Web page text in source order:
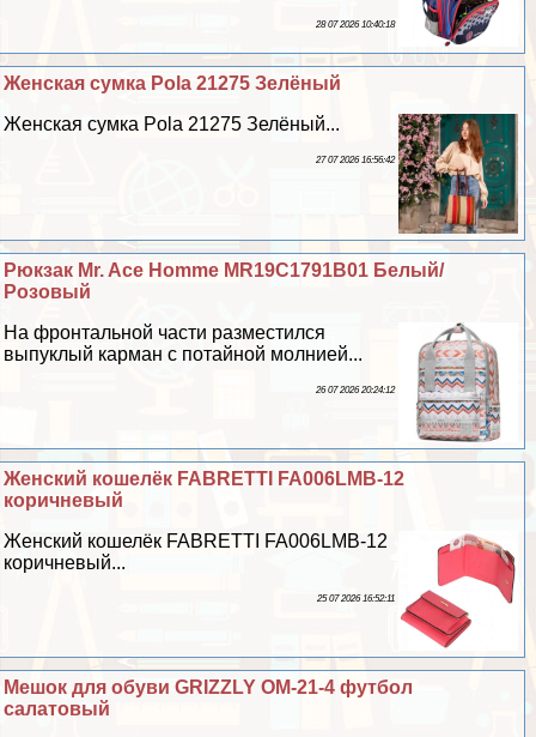
28 07 2026 10:40:18
Женская сумка Pola 21275 Зелёный
Женская сумка Pola 21275 Зелёный...
27 07 2026 16:56:42
Рюкзак Mr. Ace Homme MR19C1791B01 Белый/
Розовый
На фронтальной части разместился
выпуклый карман с потайной молнией...
26 07 2026 20:24:12
Женский кошелёк FABRETTI FA006LMB-12
коричневый
Женский кошелёк FABRETTI FA006LMB-12
коричневый...
25 07 2026 16:52:11
Мешок для обуви GRIZZLY OM-21-4 футбол
салатовый